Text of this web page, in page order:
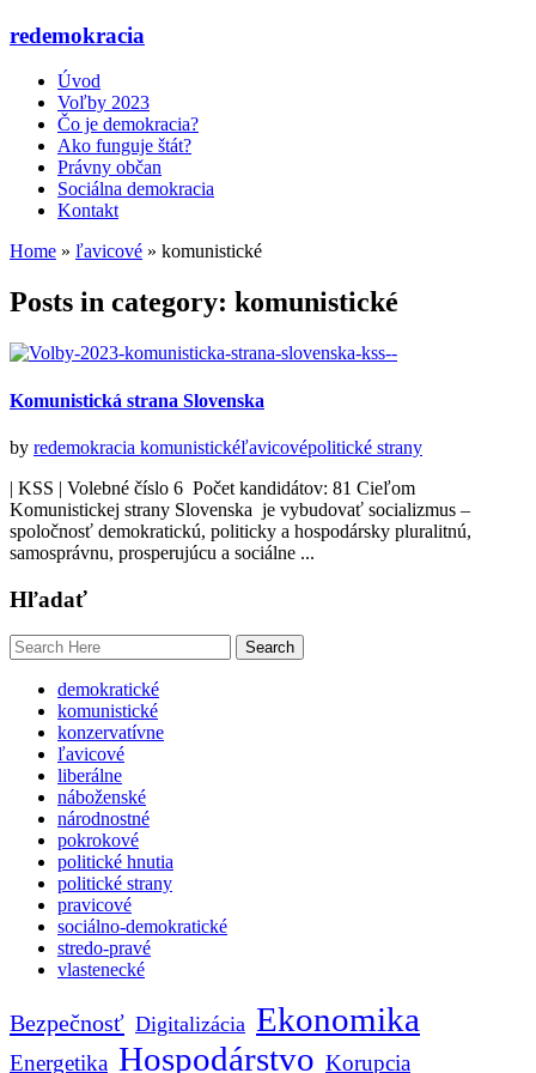
redemokracia
Úvod
Voľby 2023
Čo je demokracia?
Ako funguje štát?
Právny občan
Sociálna demokracia
Kontakt
Home » ľavicové » komunistické
Posts in category: komunistické
Komunistická strana Slovenska
by redemokracia komunistickéľavicovépolitické strany
| KSS | Volebné číslo 6 Počet kandidátov: 81 Cieľom
Komunistickej strany Slovenska je vybudovať socializmus –
spoločnosť demokratickú, politicky a hospodársky pluralitnú,
samosprávnu, prosperujúcu a sociálne ...
Hľadať
demokratické
komunistické
konzervatívne
ľavicové
liberálne
náboženské
národnostné
pokrokové
politické hnutia
politické strany
pravicové
sociálno-demokratické
stredo-pravé
vlastenecké
Bezpečnosť Digitalizácia Ekonomika
Energetika Hospodárstvo Korupcia